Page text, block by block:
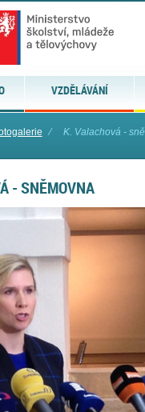
VZDĚLÁVÁNÍ
⁄ K. Valachová -
- SNĚMOVNA